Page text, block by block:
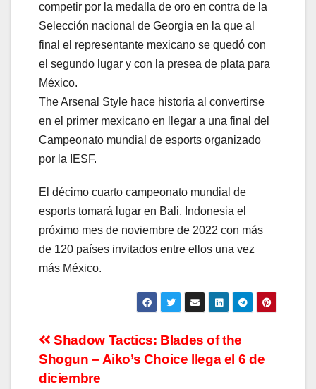
competir por la medalla de oro en contra de la
Selección nacional de Georgia en la que al
final el representante mexicano se quedó con
el segundo lugar y con la presea de plata para
México.
The Arsenal Style hace historia al convertirse
en el primer mexicano en llegar a una final del
Campeonato mundial de esports organizado
por la IESF.
El décimo cuarto campeonato mundial de
esports tomará lugar en Bali, Indonesia el
próximo mes de noviembre de 2022 con más
de 120 países invitados entre ellos una vez
más México.
Navegación
de
Shadow Tactics: Blades of the
Shogun – Aiko’s Choice llega el 6 de
diciembre